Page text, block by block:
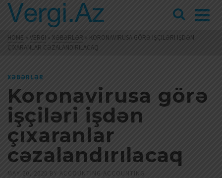
HOME » VERGI » XƏBƏRLƏR » KORONAVIRUSA GÖRƏ IŞÇILƏRI IŞDƏN
ÇIXARANLAR CƏZALANDIRILACAQ
XƏBƏRLƏR
Koronavirusa görə
işçiləri işdən
çıxaranlar
cəzalandırılacaq
MAY 20, 2020 BY ACCOUNTING ACCOUNTING